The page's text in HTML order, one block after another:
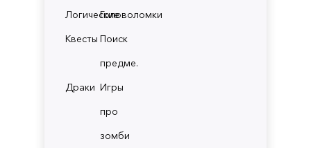
ЛогическиеГоловоломки
Квесты Поиск
предме.
Драки Игры
про
зомби